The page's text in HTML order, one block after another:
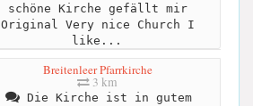
schöne Kirche gefällt mir
Original Very nice Church I
like...
Breitenleer Pfarrkirche
3 km
Die Kirche ist in gutem